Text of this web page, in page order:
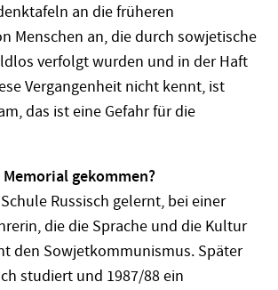
an die früheren
Menschen an, die durch sowjetische
verfolgt wurden und in der Haft
Vergangenheit nicht kennt, ist
das ist eine Gefahr für die
Memorial gekommen?
Russisch gelernt, bei einer
die die Sprache und die Kultur
den Sowjetkommunismus. Später
studiert und 1987/88 ein